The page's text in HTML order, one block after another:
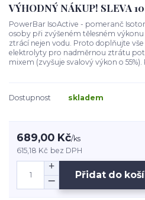
VÝHODNÝ NÁKUP! SLEVA 10
PowerBar IsoActive - pomeranč
osoby při zvýšeném tělesném
ztrácí nejen vodu. Proto doplňujte vše
elektrolyty pro nadměrnou ztrátu
mixem (zvyšuje svalový výkon o 55%).
Dostupnost skladem
689,00 Kč/ks
615,18 Kč bez DPH
Přidat do